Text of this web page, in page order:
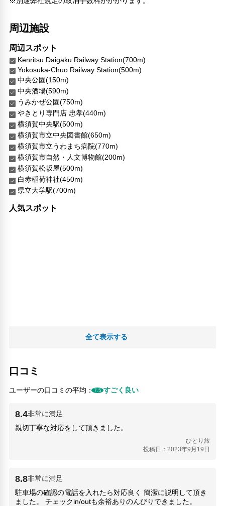
24時間セキュリティ
コインランドリー
リネン・衣類の湯洗い
共用筆記用具の設置なし
キャッシュレス支払いサービス
周辺施設
周辺スポット
Kenritsu Daigaku Railway Station(700m)
Yokosuka-Chuo Railway Station(500m)
中央公園(150m)
中央酒場(590m)
うみかぜ公園(750m)
やきとり専門店 忠孝(440m)
横須賀中央駅(500m)
横須賀市立中央図書館(650m)
横須賀市立うわまち病院(770m)
横須賀市自然・人文博物館(200m)
横須賀松坂屋(500m)
白赤稲荷神社(450m)
県立大学駅(700m)
人気スポット
全て表示する
口コミ
ユーザーの口コミの平均：7.5 すごく良い
8.4非常に満足
親切丁寧な対応をして頂きました。
ひとり旅
投稿日：2023年9月19日
8.8非常に満足
駐車場の確認の電話を入れたら対応良く 簡潔に説明して頂き
ました。 チェックin/outも余裕ありのんびりできました。